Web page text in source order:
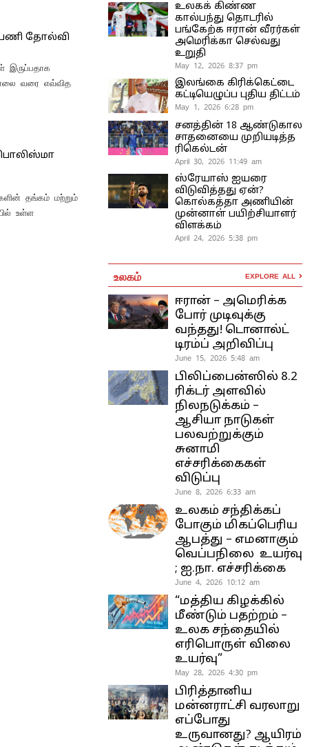
பணி தோல்வி
இருப்பதாக
வரை எவ்வித
பொலிஸ்மா
தங்கம் மற்றும்
உள்ள
உலகக் கிண்ண
கால்பந்து தொடரில்
பங்கேற்க ஈரான் வீரர்கள்
அமெரிக்கா செல்வது
உறுதி
May 12, 2026 8:37 pm
இலங்கை கிரிக்கெட்டை
கட்டியெழுப்ப புதிய திட்டம்
May 1, 2026 6:28 pm
சனத்தின் 18 ஆண்டுகால
சாதனையை முறியடித்த
ரிகெல்டன்
April 30, 2026 11:49 am
ஸ்ரேயாஸ் ஐயரை
விடுவித்தது ஏன்?
கொல்கத்தா அணியின்
முன்னாள் பயிற்சியாளர்
விளக்கம்
April 24, 2026 5:38 pm
உலகம் EXPLORE ALL
ஈரான் – அமெரிக்க
போர் முடிவுக்கு
வந்தது! டொனால்ட்
டிரம்ப் அறிவிப்பு
June 15, 2026 5:48 am
பிலிப்பைன்ஸில் 8.2
ரிக்டர் அளவில்
நிலநடுக்கம் –
ஆசியா நாடுகள்
பலவற்றுக்கும்
சுனாமி
எச்சரிக்கைகள்
விடுப்பு
June 8, 2026 6:33 am
உலகம் சந்திக்கப்
போகும் மிகப்பெரிய
ஆபத்து – எமனாகும்
வெப்பநிலை உயர்வு
; ஐ.நா. எச்சரிக்கை
June 4, 2026 10:12 am
“மத்திய கிழக்கில்
மீண்டும் பதற்றம் –
உலக சந்தையில்
எரிபொருள் விலை
உயர்வு”
May 28, 2026 4:30 pm
பிரித்தானிய
மன்னராட்சி வரலாறு
எப்போது
உருவானது? ஆயிரம்